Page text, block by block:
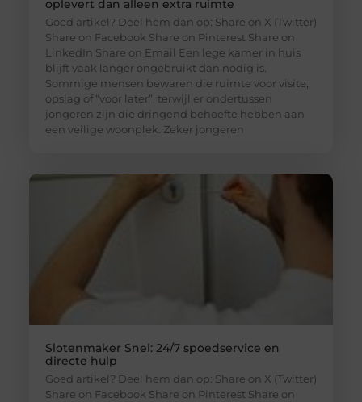
oplevert dan alleen extra ruimte
Goed artikel? Deel hem dan op: Share on X (Twitter)
Share on Facebook Share on Pinterest Share on
LinkedIn Share on Email Een lege kamer in huis
blijft vaak langer ongebruikt dan nodig is.
Sommige mensen bewaren die ruimte voor visite,
opslag of “voor later”, terwijl er ondertussen
jongeren zijn die dringend behoefte hebben aan
een veilige woonplek. Zeker jongeren
Slotenmaker Snel: 24/7 spoedservice en
directe hulp
Goed artikel? Deel hem dan op: Share on X (Twitter)
Share on Facebook Share on Pinterest Share on